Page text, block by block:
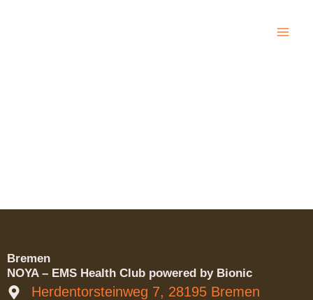
Bremen
NOYA – EMS Health Club powered by Bionic
Herdentorsteinweg 7, 28195 Bremen